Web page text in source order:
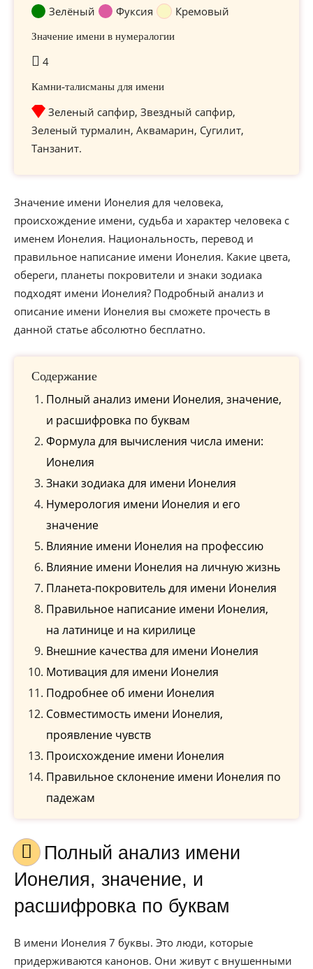
Зелёный Фуксия Кремовый
Значение имени в нумералогии
4
Камни-талисманы для имени
Зеленый сапфир, Звездный сапфир,
Зеленый турмалин, Аквамарин, Сугилит,
Танзанит.
Значение имени Ионелия для человека,
происхождение имени, судьба и характер человека с
именем Ионелия. Национальность, перевод и
правильное написание имени Ионелия. Какие цвета,
обереги, планеты покровители и знаки зодиака
подходят имени Ионелия? Подробный анализ и
описание имени Ионелия вы сможете прочесть в
данной статье абсолютно бесплатно.
Содержание
Полный анализ имени Ионелия, значение,
и расшифровка по буквам
Формула для вычисления числа имени:
Ионелия
Знаки зодиака для имени Ионелия
Нумерология имени Ионелия и его
значение
Влияние имени Ионелия на профессию
Влияние имени Ионелия на личную жизнь
Планета-покровитель для имени Ионелия
Правильное написание имени Ионелия,
на латинице и на кирилице
Внешние качества для имени Ионелия
Мотивация для имени Ионелия
Подробнее об имени Ионелия
Совместимость имени Ионелия,
проявление чувств
Происхождение имени Ионелия
Правильное склонение имени Ионелия по
падежам
Полный анализ имени
Ионелия, значение, и
расшифровка по буквам
В имени Ионелия 7 буквы. Это люди, которые
придерживаются канонов. Они живут с внушенными